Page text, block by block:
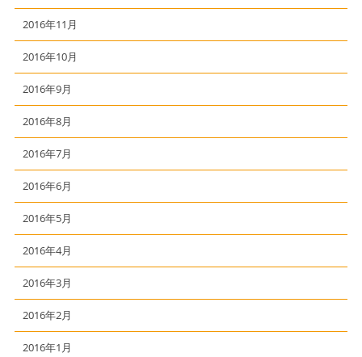
2016年11月
2016年10月
2016年9月
2016年8月
2016年7月
2016年6月
2016年5月
2016年4月
2016年3月
2016年2月
2016年1月